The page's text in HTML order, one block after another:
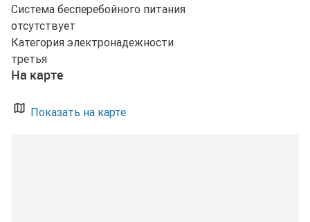
Система бесперебойного питания
отсутствует
Категория электронадежности
третья
На карте
Показать на карте